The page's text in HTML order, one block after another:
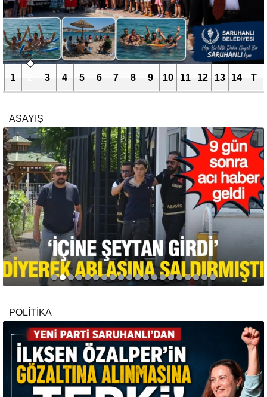
1 3 4 5 6 7 8 9 10 11 12 13 14 T
ASAYIŞ
POLİTİKA